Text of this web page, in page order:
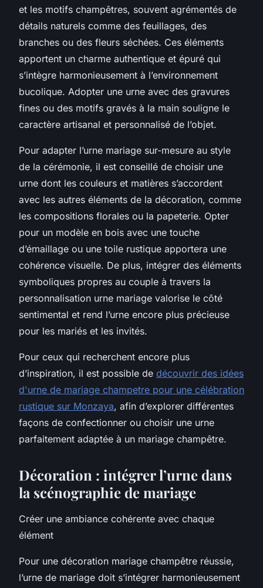
et les motifs champêtres, souvent agrémentés de
détails naturels comme des feuillages, des
branches ou des fleurs séchées. Ces éléments
apportent un charme authentique et épuré qui
s’intègre harmonieusement à l’environnement
bucolique. Adopter une urne avec des gravures
fines ou des motifs gravés à la main souligne le
caractère artisanal et personnalisé de l’objet.
Pour adapter l’urne mariage sur-mesure au style
de la cérémonie, il est conseillé de choisir une
urne dont les couleurs et matières s’accordent
avec les autres éléments de la décoration, comme
les compositions florales ou la papeterie. Opter
pour un modèle en bois avec une touche
d’émaillage ou une toile rustique apportera une
cohérence visuelle. De plus, intégrer des éléments
symboliques propres au couple à travers la
personnalisation urne mariage valorise le côté
sentimental et rend l’urne encore plus précieuse
pour les mariés et les invités.
Pour ceux qui recherchent encore plus
d’inspiration, il est possible de découvrir des idées
d'urne de mariage champetre pour une célébration
rustique sur Monzaya, afin d’explorer différentes
façons de confectionner ou choisir une urne
parfaitement adaptée à un mariage champêtre.
Décoration : intégrer l’urne dans
la scénographie de mariage
Créer une ambiance cohérente avec chaque
élément
Pour une décoration mariage champêtre réussie,
l’urne de mariage doit s’intégrer harmonieusement